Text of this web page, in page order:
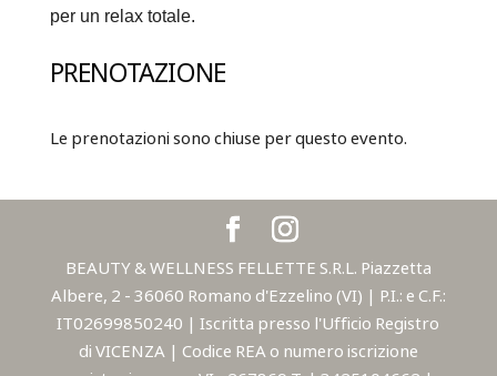
per un relax totale.
PRENOTAZIONE
Le prenotazioni sono chiuse per questo evento.
BEAUTY & WELLNESS FELLETTE S.R.L. Piazzetta
Albere, 2 - 36060 Romano d'Ezzelino (VI) | P.I.: e C.F.:
IT02699850240 | Iscritta presso l'Ufficio Registro
di VICENZA | Codice REA o numero iscrizione